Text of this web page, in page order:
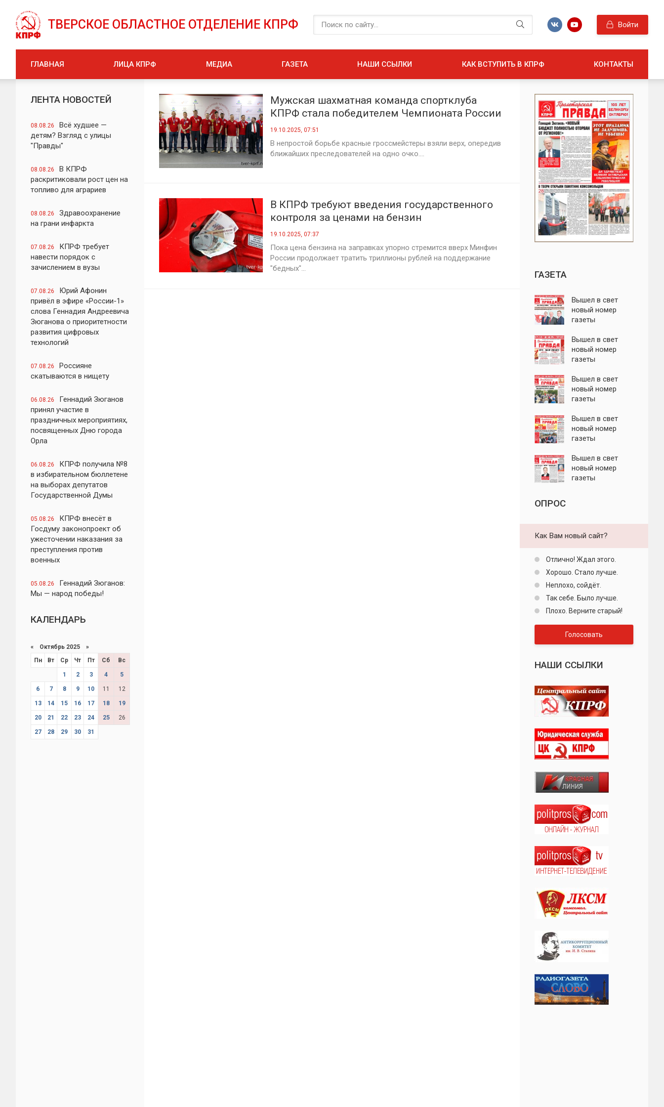
ТВЕРСКОЕ ОБЛАСТНОЕ ОТДЕЛЕНИЕ КПРФ Войти
ГЛАВНАЯ ЛИЦА КПРФ МЕДИА ГАЗЕТА НАШИ ССЫЛКИ КАК ВСТУПИТЬ В КПРФ КОНТАКТЫ
ЛЕНТА НОВОСТЕЙ
08.08.26
Всё худшее —
детям? Взгляд с улицы
"Правды"
08.08.26
В КПРФ
раскритиковали рост цен на
топливо для аграриев
08.08.26
Здравоохранение
на грани инфаркта
07.08.26
КПРФ требует
навести порядок с
зачислением в вузы
07.08.26
Юрий Афонин
привёл в эфире «России-1»
слова Геннадия Андреевича
Зюганова о приоритетности
развития цифровых
технологий
07.08.26
Россияне
скатываются в нищету
06.08.26
Геннадий Зюганов
принял участие в
праздничных мероприятиях,
посвященных Дню города
Орла
06.08.26
КПРФ получила №8
в избирательном бюллетене
на выборах депутатов
Государственной Думы
05.08.26
КПРФ внесёт в
Госдуму законопроект об
ужесточении наказания за
преступления против
военных
05.08.26
Геннадий Зюганов:
Мы — народ победы!
КАЛЕНДАРЬ
« Октябрь 2025 »
Пн
Вт Ср Чт Пт Сб Вс
1 2 3 4 5
6 7 8 9 10 11 12
13 14 15 16 17 18 19
20 21 22 23 24 25 26
27 28 29 30 31
Мужская шахматная команда спортклуба
КПРФ стала победителем Чемпионата России
по блицу
19.10.2025, 07:51
В непростой борьбе красные гроссмейстеры взяли верх, опередив
ближайших преследователей на одно очко....
В КПРФ требуют введения государственного
контроля за ценами на бензин
19.10.2025, 07:37
Пока цена бензина на заправках упорно стремится вверх Минфин
России продолжает тратить триллионы рублей на поддержание
"бедных"...
ГАЗЕТА
Вышел в свет
новый номер
газеты
правда"
Вышел в свет
новый номер
газеты
правда"
Вышел в свет
новый номер
газеты
правда"
Вышел в свет
новый номер
газеты
правда"
Вышел в свет
новый номер
газеты
ОПРОС
Как Вам новый сайт?
Отлично! Ждал этого.
Хорошо. Стало лучше.
Неплохо, сойдёт.
Так себе. Было лучше.
Плохо. Верните старый!
Голосовать
НАШИ ССЫЛКИ